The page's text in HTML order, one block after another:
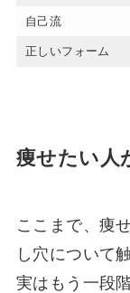
自己流
正しいフォーム
痩せたい人
ここまで、痩
し穴について
実はもう一段